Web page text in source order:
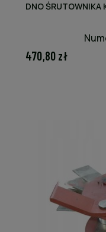
DNO ŚRUTOWNIKA
470,80 zł